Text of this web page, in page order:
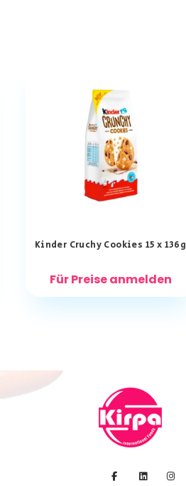
Kinder Cruchy Cookies 15 x 136g
Für Preise anmelden